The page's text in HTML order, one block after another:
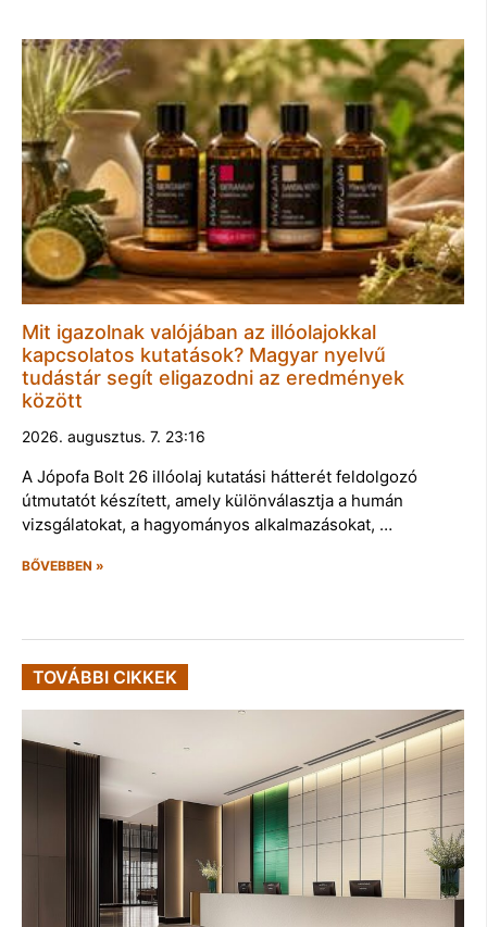
Mit igazolnak valójában az illóolajokkal
kapcsolatos kutatások? Magyar nyelvű
tudástár segít eligazodni az eredmények
között
2026. augusztus. 7. 23:16
A Jópofa Bolt 26 illóolaj kutatási hátterét feldolgozó
útmutatót készített, amely különválasztja a humán
vizsgálatokat, a hagyományos alkalmazásokat, …
BŐVEBBEN »
TOVÁBBI CIKKEK